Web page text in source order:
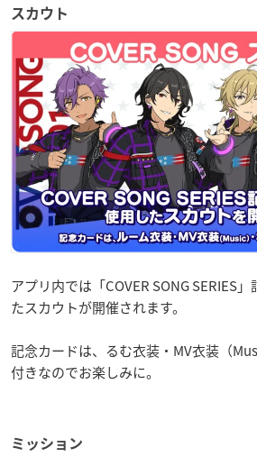
スカウト
アプリ内では「COVER SONG SERIES
たスカウトが開催されます。
記念カードは、るむ衣装・MV衣装（
付きなのでお楽しみに。
ミッション